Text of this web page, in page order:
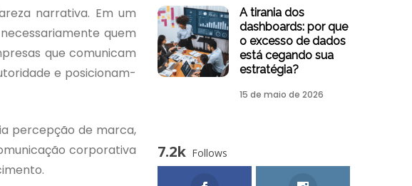
narrativa. Em um
quem
que comunicam
e posicionam-
percepção de marca,
corporativa
A tirania dos
dashboards: por que
o excesso de dados
está cegando sua
estratégia?
15 de maio de 2026
7.2k Follows